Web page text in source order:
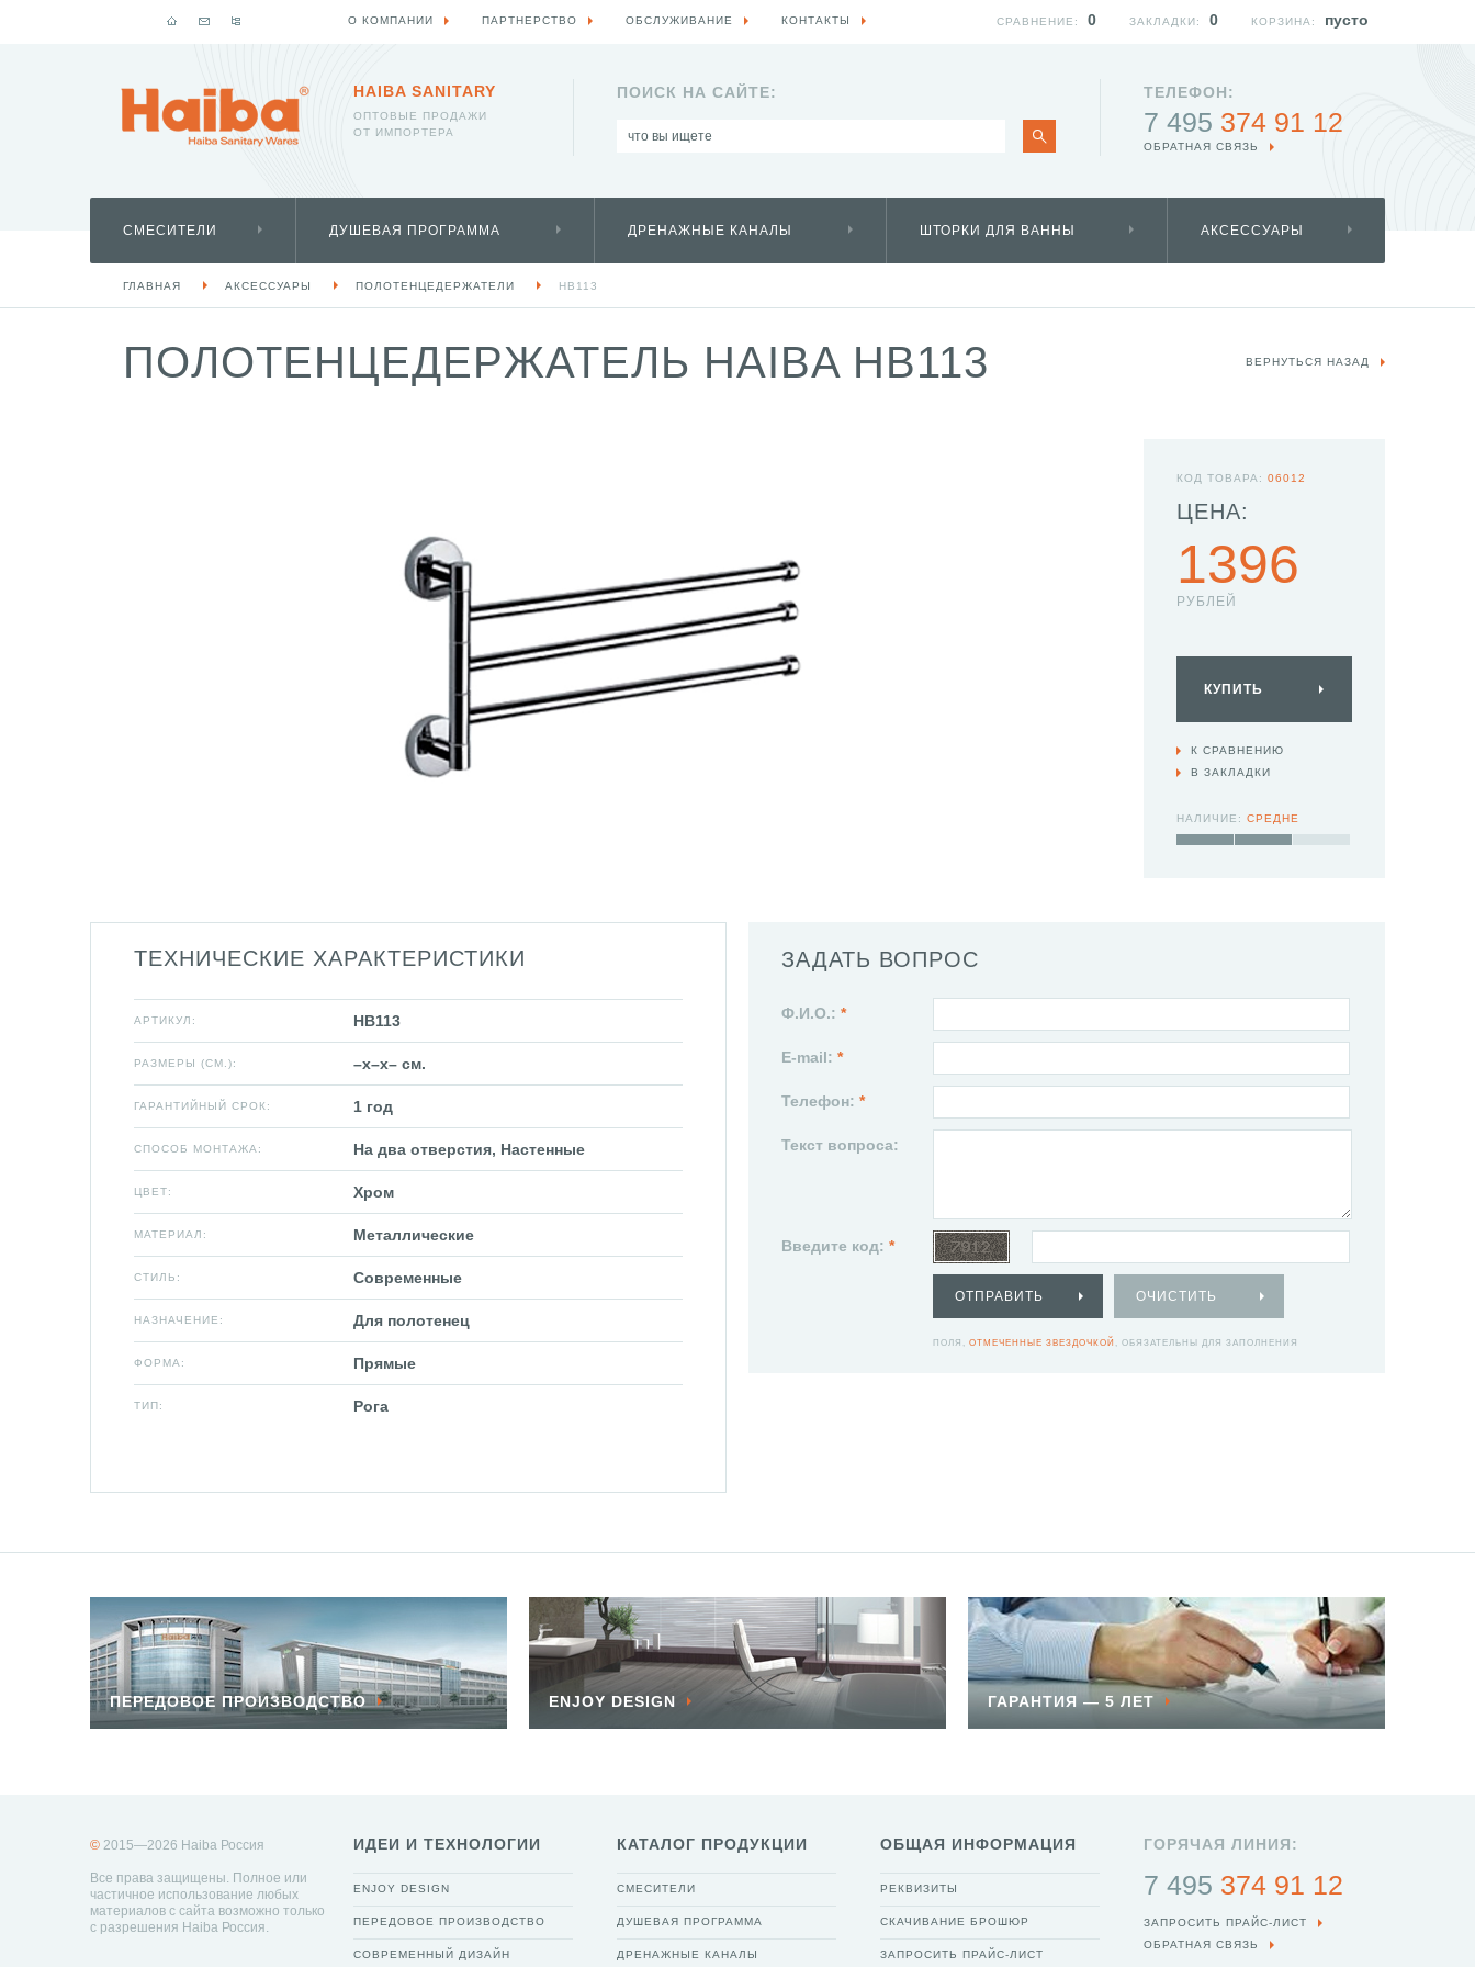
HAIBA SANITARY
ОПТОВЫЕ ПРОДАЖИ
ОТ ИМПОРТЕРА
ПОИСК НА САЙТЕ: ТЕЛЕФОН:
7 495 374 91 12
ОБРАТНАЯ СВЯЗЬ
СМЕСИТЕЛИ ДУШЕВАЯ ПРОГРАММА ДРЕНАЖНЫЕ КАНАЛЫ ШТОРКИ ДЛЯ ВАННЫ АКСЕССУАРЫ
ГЛАВНАЯ АКСЕССУАРЫ ПОЛОТЕНЦЕДЕРЖАТЕЛИ HB113
ВЕРНУТЬСЯ НАЗАД
ПОЛОТЕНЦЕДЕРЖАТЕЛЬ HAIBA HB113
КОД ТОВАРА: 06012
ЦЕНА:
1396
РУБЛЕЙ
КУПИТЬ
К СРАВНЕНИЮ
В ЗАКЛАДКИ
НАЛИЧИЕ: СРЕДНЕ
ТЕХНИЧЕСКИЕ ХАРАКТЕРИСТИКИ
АРТИКУЛ: HB113
РАЗМЕРЫ (СМ.): –x–x– см.
ГАРАНТИЙНЫЙ СРОК: 1 год
СПОСОБ МОНТАЖА: На два отверстия, Настенные
ЦВЕТ: Хром
МАТЕРИАЛ: Металлические
СТИЛЬ: Современные
НАЗНАЧЕНИЕ: Для полотенец
ФОРМА: Прямые
ТИП: Рога
ЗАДАТЬ ВОПРОС
Ф.И.О.: *
E-mail: *
Телефон: *
Текст вопроса:
Введите код: *
ОТПРАВИТЬ ОЧИСТИТЬ
ПОЛЯ, ОТМЕЧЕННЫЕ ЗВЕЗДОЧКОЙ , ОБЯЗАТЕЛЬНЫ ДЛЯ ЗАПОЛНЕНИЯ
ПЕРЕДОВОЕ ПРОИЗВОДСТВО ENJOY DESIGN ГАРАНТИЯ — 5 ЛЕТ
© 2015—2026 Haiba Россия
Все права защищены. Полное или
частичное использование любых
материалов с сайта возможно только
с разрешения Haiba Россия.
ИДЕИ И ТЕХНОЛОГИИ
ENJOY DESIGN
ПЕРЕДОВОЕ ПРОИЗВОДСТВО
СОВРЕМЕННЫЙ ДИЗАЙН
КАТАЛОГ ПРОДУКЦИИ
СМЕСИТЕЛИ
ДУШЕВАЯ ПРОГРАММА
ДРЕНАЖНЫЕ КАНАЛЫ
ОБЩАЯ ИНФОРМАЦИЯ
РЕКВИЗИТЫ
СКАЧИВАНИЕ БРОШЮР
ЗАПРОСИТЬ ПРАЙС-ЛИСТ
ГОРЯЧАЯ ЛИНИЯ:
7 495 374 91 12
ЗАПРОСИТЬ ПРАЙС-ЛИСТ
ОБРАТНАЯ СВЯЗЬ
О КОМПАНИИ ПАРТНЕРСТВО ОБСЛУЖИВАНИЕ КОНТАКТЫ КОРЗИНА: пусто
ЗАКЛАДКИ: 0
СРАВНЕНИЕ: 0